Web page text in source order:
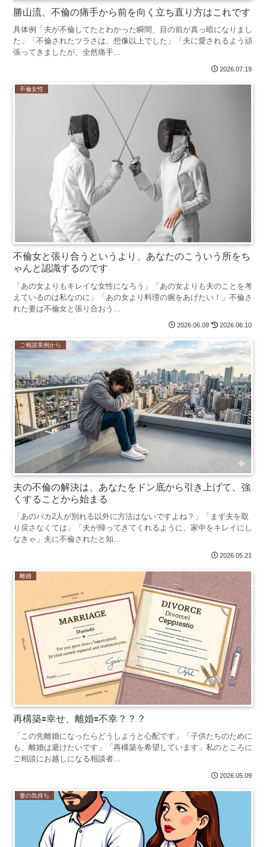
勝山流、不倫の痛手から前を向く立ち直り方はこれです
具体例「夫が不倫してたとわかった瞬間、目の前が真っ暗になりまし
た」「不倫されたツラさは、想像以上でした」「夫に愛されるよう頑
張ってきましたが、全然痛手...
2026.07.19
不倫女性
不倫女と張り合うというより、あなたのこういう所をち
ゃんと認識するのです
「あの女よりもキレイな女性になろう」「あの女よりも夫のことを考
えているのは私なのに」「あの女より料理の腕をあげたい！」不倫さ
れた妻は不倫女と張り合おう...
2026.06.09 2026.06.10
ご相談実例から
夫の不倫の解決は、あなたをドン底から引き上げて、強
くすることから始まる
「あのバカ2人が別れる以外に方法はないですよね？」「まず夫を取
り戻さなくては」「夫が帰ってきてくれるように、家中をキレイにし
なきゃ」夫に不倫されたと知...
2026.05.21
離婚
再構築🟰幸せ、離婚🟰不幸？？？
「この先離婚になったらどうしようと心配です」「子供たちのために
も、離婚は避けたいです」「再構築を希望しています」私のところに
ご相談にお越しになる相談者...
2026.05.09
妻の気持ち